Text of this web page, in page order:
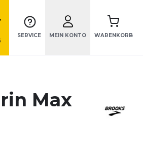
SERVICE MEIN KONTO WARENKORB
Max